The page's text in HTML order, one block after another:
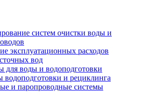
систем очистки воды и
эксплуатационных расходов
вод
для воды и водоподготовки
водоподготовки и рециклинга
и паропроводные системы